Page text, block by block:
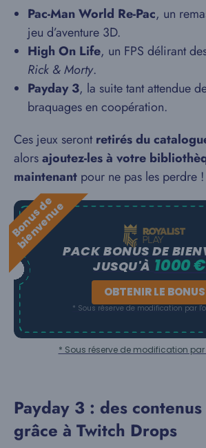
Pac-Man World Re-Pac, un
jeu d’aventure 3D.
High On Life, un FPS délirant
Rick & Morty.
Payday 3, la suite tant attendue
braquages en coopération.
Ces jeux serontretirés du
alorsajoutez-les à votre
maintenant pour ne pas les perdre !
B
o
n
u
s
d
e
b
i
e
n
v
e
n
u
ePACK BONUS DE
JUSQU'À 1000
OBTENIR LE BONUS
* Sous réserve de modification par
* Sous réserve de modification
Payday 3 : des
grâce à Twitch Drops